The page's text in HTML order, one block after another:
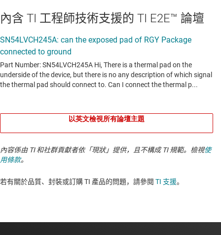
內含 TI 工程師技術支援的 TI E2E™ 論壇
以英文檢視所有論壇主題
內容係由 TI 和社群貢獻者依「現狀」提供，且不構成 TI 規範。檢視使
用條款。
若有關於品質、封裝或訂購 TI 產品的問題，請參閱 TI 支援。​​​​​​​​​​​​​​